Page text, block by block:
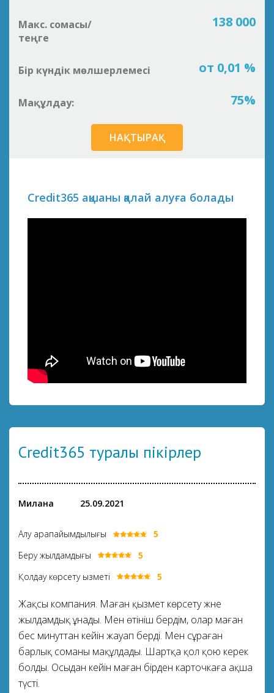
Макс. сомасы/
теңге
138 000
Бір күндік мөлшерлемесі от 0,01 %
Мақұлдау: 75%
НАҚТЫРАҚ
Credit365 ақшаны қалай алуға болады
Credit365 туралы пікірлер
Милана 25.09.2021
Алу қарапайымдылығы
5
Беру жылдамдығы
5
Қолдау көрсету қызметі
5
Жақсы компания. Маған қызмет көрсету және
жылдамдық ұнады. Мен өтініш бердім, олар маған
бес минуттан кейін жауап берді. Мен сұраған
барлық соманы мақұлдады. Шартқа қол қою керек
болды. Осыдан кейін маған бірден карточкаға ақша
түсті.